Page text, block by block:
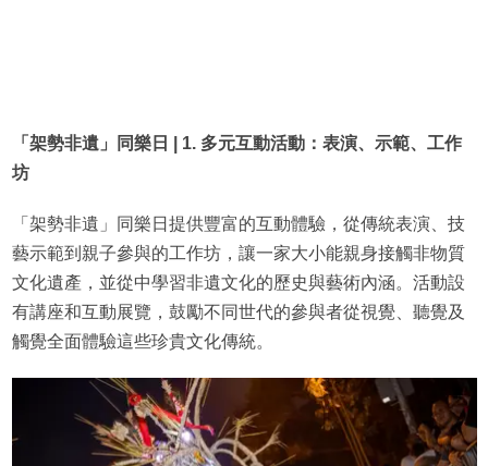
「架勢非遺」同樂日 | 1. 多元互動活動：表演、示範、工作
坊
「架勢非遺」同樂日提供豐富的互動體驗，從傳統表演、技
藝示範到親子參與的工作坊，讓一家大小能親身接觸非物質
文化遺產，並從中學習非遺文化的歷史與藝術內涵。活動設
有講座和互動展覽，鼓勵不同世代的參與者從視覺、聽覺及
觸覺全面體驗這些珍貴文化傳統。